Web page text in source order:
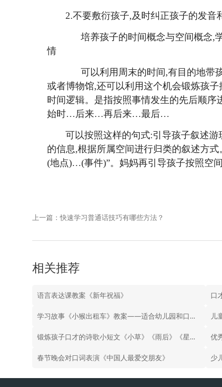
2.不要敷衍孩子,及时纠正孩子的发
培养孩子的时间概念与空间概念,
情
可以利用周末的时间,有目的地带
或者博物馆,还可以利用这个机会锻炼孩
时间逻辑。是指按照事情发生的先后顺
始时…后来…再后来…最后…
可以按照这样的句式:引导孩子叙述
的信息,根据所属空间进行归类的叙述方
(地点)…(事件)”。妈妈再引导孩子按照空
上一篇：快速学习普通话技巧有哪些方法？
相关推荐
语言表达课教案《新年祝福》
学习故事《小猴出租车》教案——适合幼儿园和口才培训机构 儿
锻炼孩子口才的诗歌小短文《小草》《雨后》《星星与哨兵》 优
春节晚会对口词表演《中国人最爱交朋友》 少